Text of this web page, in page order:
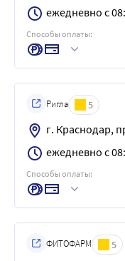
ежедневно с
Способы оплаты:
Ригла 5
г. Краснодар,
ежедневно с
Способы оплаты:
ФИТОФАРМ 5